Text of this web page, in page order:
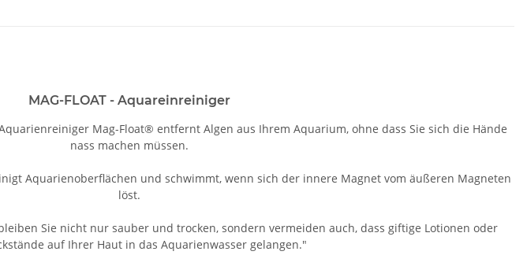
MAG-FLOAT - Aquareinreiniger
Mag-Float® entfernt Algen aus Ihrem Aquarium, ohne dass Sie sich die Hände
nass machen müssen.
Aquarienoberflächen und schwimmt, wenn sich der innere Magnet vom äußeren Magneten
löst.
Sie nicht nur sauber und trocken, sondern vermeiden auch, dass giftige Lotionen oder
auf Ihrer Haut in das Aquarienwasser gelangen."